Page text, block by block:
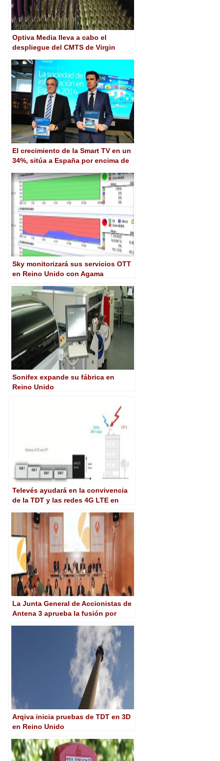
Optiva Media lleva a cabo el
despliegue del CMTS de Virgin
El crecimiento de la Smart TV en un
34%, sitúa a España por encima de
y EE.UU.
Sky monitorizará sus servicios OTT
en Reino Unido con Agama
Sonifex expande su fábrica en
Reino Unido
Televés ayudará en la convivencia
de la TDT y las redes 4G LTE en
La Junta General de Accionistas de
Antena 3 aprueba la fusión por
Arqiva inicia pruebas de TDT en 3D
en Reino Unido